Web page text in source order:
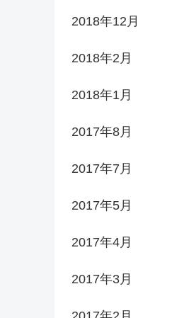
2018年12月
2018年2月
2018年1月
2017年8月
2017年7月
2017年5月
2017年4月
2017年3月